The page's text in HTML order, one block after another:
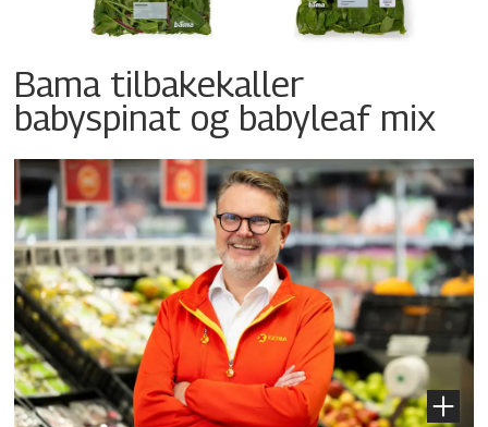
Bama tilbakekaller
babyspinat og babyleaf mix